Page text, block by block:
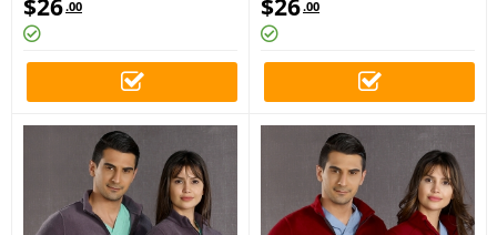
$26.00
Kumaş
$26.00